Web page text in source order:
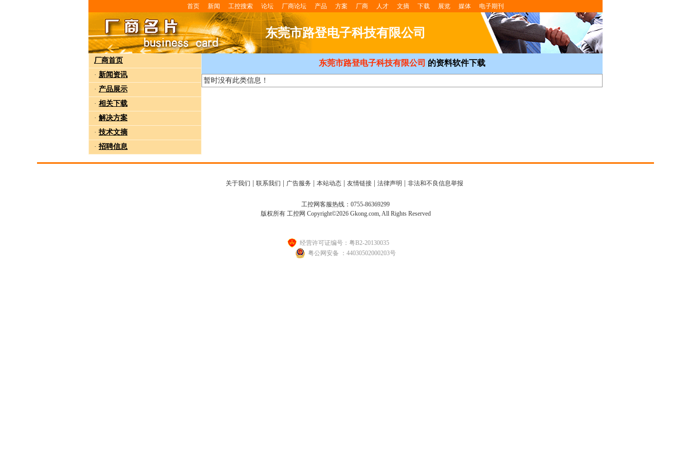
首页 新闻 工控搜索 论坛 厂商论坛 产品 方案 厂商 人才 文摘 下载 展览 媒体 电子期刊
东莞市路登电子科技有限公司
厂商首页
· 新闻资讯
· 产品展示
· 相关下载
· 解决方案
· 技术文摘
· 招聘信息
东莞市路登电子科技有限公司 的资料软件下载
暂时没有此类信息！
关于我们 联系我们 广告服务 本站动态| 友情链接| 法律声明 非法和不良信息举报
工控网客服热线：0755-86369299
版权所有 工控网 Copyright©2026 Gkong.com, All Rights Reserved
经营许可证编号：粤B2-20130035
粤公网安备 ：44030502000203号